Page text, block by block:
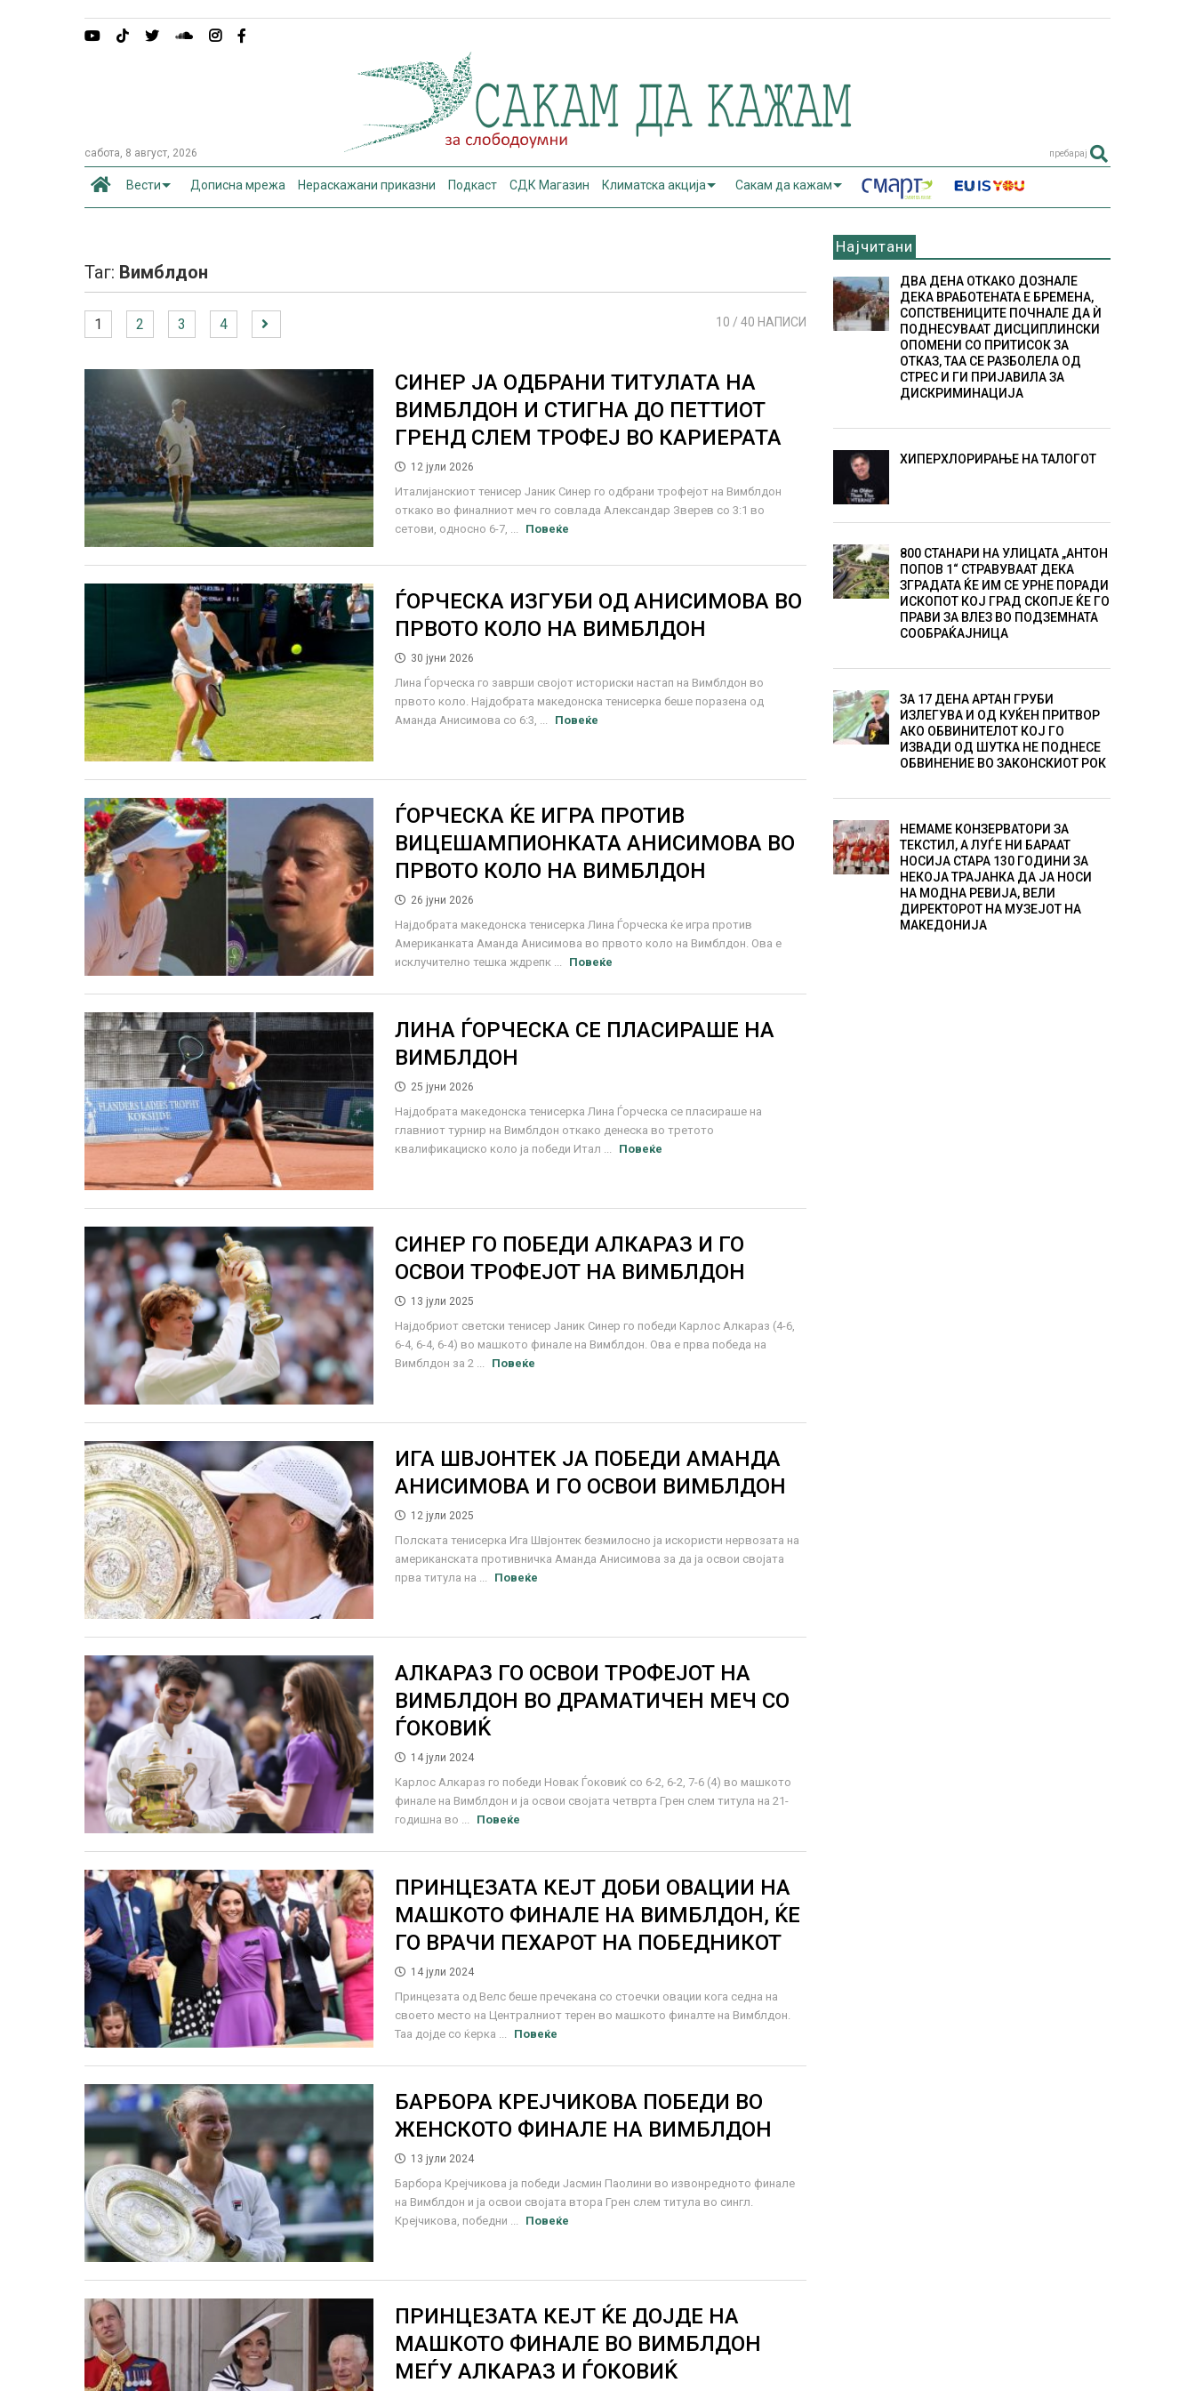
сабота, 8 август, 2026 пребарај
Вести Дописна мрежа Нераскажани приказни Подкаст СДК Магазин Климатска акција Сакам да кажам
Таг: Вимблдон
1 2 3 4 10 / 40 НАПИСИ
СИНЕР ЈА ОДБРАНИ ТИТУЛАТА НА
ВИМБЛДОН И СТИГНА ДО ПЕТТИОТ
ГРЕНД СЛЕМ ТРОФЕЈ ВО КАРИЕРАТА
12 јули 2026
Италијанскиот тенисер Јаник Синер го одбрани трофејот на Вимблдон
откако во финалниот меч го совлада Александар Зверев со 3:1 во
сетови, односно 6-7, ...
Повеќе
ЃОРЧЕСКА ИЗГУБИ ОД АНИСИМОВА ВО
ПРВОТО КОЛО НА ВИМБЛДОН
30 јуни 2026
Лина Ѓорческа го заврши својот историски настап на Вимблдон во
првото коло. Најдобрата македонска тенисерка беше поразена од
Аманда Анисимова со 6:3, ...
Повеќе
ЃОРЧЕСКА ЌЕ ИГРА ПРОТИВ
ВИЦЕШАМПИОНКАТА АНИСИМОВА ВО
ПРВОТО КОЛО НА ВИМБЛДОН
26 јуни 2026
Најдобрата македонска тенисерка Лина Ѓорческа ќе игра против
Американката Аманда Анисимова во првото коло на Вимблдон. Ова е
исклучително тешка ждрепк ...
Повеќе
ЛИНА ЃОРЧЕСКА СЕ ПЛАСИРАШЕ НА
ВИМБЛДОН
25 јуни 2026
Најдобрата македонска тенисерка Лина Ѓорческа се пласираше на
главниот турнир на Вимблдон откако денеска во третото
квалификациско коло ја победи Итал ...
Повеќе
СИНЕР ГО ПОБЕДИ АЛКАРАЗ И ГО
ОСВОИ ТРОФЕЈОТ НА ВИМБЛДОН
13 јули 2025
Најдобриот светски тенисер Јаник Синер го победи Карлос Алкараз (4-6,
6-4, 6-4, 6-4) во машкото финале на Вимблдон. Ова е прва победа на
Вимблдон за 2 ...
Повеќе
ИГА ШВЈОНТЕК ЈА ПОБЕДИ АМАНДА
АНИСИМОВА И ГО ОСВОИ ВИМБЛДОН
12 јули 2025
Полската тенисерка Ига Швјонтек безмилосно ја искористи нервозата на
американската противничка Аманда Анисимова за да ја освои својата
прва титула на ...
Повеќе
АЛКАРАЗ ГО ОСВОИ ТРОФЕЈОТ НА
ВИМБЛДОН ВО ДРАМАТИЧЕН МЕЧ СО
ЃОКОВИЌ
14 јули 2024
Карлос Алкараз го победи Новак Ѓоковиќ со 6-2, 6-2, 7-6 (4) во машкото
финале на Вимблдон и ја освои својата четврта Грен слем титула на 21-
годишна во ...
Повеќе
ПРИНЦЕЗАТА КЕЈТ ДОБИ ОВАЦИИ НА
МАШКОТО ФИНАЛЕ НА ВИМБЛДОН, ЌЕ
ГО ВРАЧИ ПЕХАРОТ НА ПОБЕДНИКОТ
14 јули 2024
Принцезата од Велс беше пречекана со стоечки овации кога седна на
своето место на Централниот терен во машкото финалте на Вимблдон.
Таа дојде со ќерка ...
Повеќе
БАРБОРА КРЕЈЧИКОВА ПОБЕДИ ВО
ЖЕНСКОТО ФИНАЛЕ НА ВИМБЛДОН
13 јули 2024
Барбора Крејчикова ја победи Јасмин Паолини во извонредното финале
на Вимблдон и ја освои својата втора Грен слем титула во сингл.
Крејчикова, победни ...
Повеќе
ПРИНЦЕЗАТА КЕЈТ ЌЕ ДОЈДЕ НА
МАШКОТО ФИНАЛЕ ВО ВИМБЛДОН
МЕЃУ АЛКАРАЗ И ЃОКОВИЌ
Најчитани
ДВА ДЕНА ОТКАКО ДОЗНАЛЕ
ДЕКА ВРАБОТЕНАТА Е БРЕМЕНА,
СОПСТВЕНИЦИТЕ ПОЧНАЛЕ ДА Ѝ
ПОДНЕСУВААТ ДИСЦИПЛИНСКИ
ОПОМЕНИ СО ПРИТИСОК ЗА
ОТКАЗ, ТАА СЕ РАЗБОЛЕЛА ОД
СТРЕС И ГИ ПРИЈАВИЛА ЗА
ДИСКРИМИНАЦИЈА
ХИПЕРХЛОРИРАЊЕ НА ТАЛОГОТ
800 СТАНАРИ НА УЛИЦАТА „АНТОН
ПОПОВ 1“ СТРАВУВААТ ДЕКА
ЗГРАДАТА ЌЕ ИМ СЕ УРНЕ ПОРАДИ
ИСКОПОТ КОЈ ГРАД СКОПЈЕ ЌЕ ГО
ПРАВИ ЗА ВЛЕЗ ВО ПОДЗЕМНАТА
СООБРАЌАЈНИЦА
ЗА 17 ДЕНА АРТАН ГРУБИ
ИЗЛЕГУВА И ОД КУЌЕН ПРИТВОР
АКО ОБВИНИТЕЛОТ КОЈ ГО
ИЗВАДИ ОД ШУТКА НЕ ПОДНЕСЕ
ОБВИНЕНИЕ ВО ЗАКОНСКИОТ РОК
НЕМАМЕ КОНЗЕРВАТОРИ ЗА
ТЕКСТИЛ, А ЛУЃЕ НИ БАРААТ
НОСИЈА СТАРА 130 ГОДИНИ ЗА
НЕКОЈА ТРАЈАНКА ДА ЈА НОСИ
НА МОДНА РЕВИЈА, ВЕЛИ
ДИРЕКТОРОТ НА МУЗЕЈОТ НА
МАКЕДОНИЈА